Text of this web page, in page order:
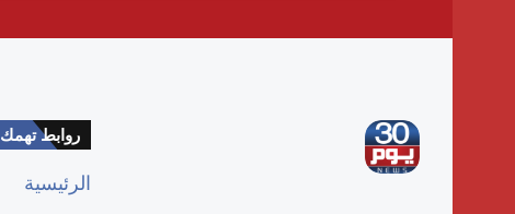
روابط تهمك
الرئيسية